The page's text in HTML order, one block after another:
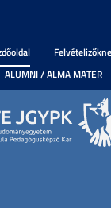
ALUMNI / ALMA MATER